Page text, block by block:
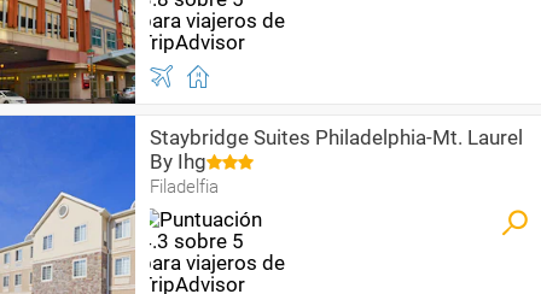
Staybridge Suites Philadelphia-Mt. Laurel
By Ihg
Filadelfia